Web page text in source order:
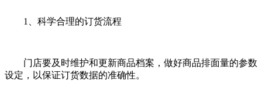
1、科学合理的订货流程
门店要及时维护和更新商品档案，做好商品排面量的参数
设定，以保证订货数据的准确性。